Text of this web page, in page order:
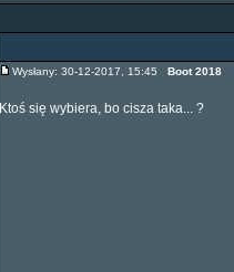
Wysłany: 30-12-2017, 15:45 Boot 2018
Ktoś się wybiera, bo cisza taka... ?